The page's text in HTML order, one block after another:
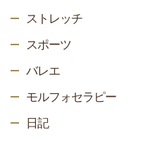
ストレッチ
スポーツ
バレエ
モルフォセラピー
日記